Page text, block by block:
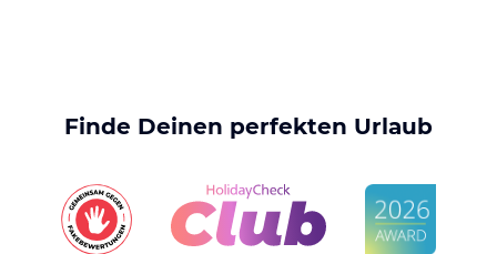
Finde Deinen perfekten Urlaub